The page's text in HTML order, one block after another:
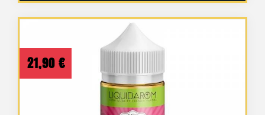
21,90 €